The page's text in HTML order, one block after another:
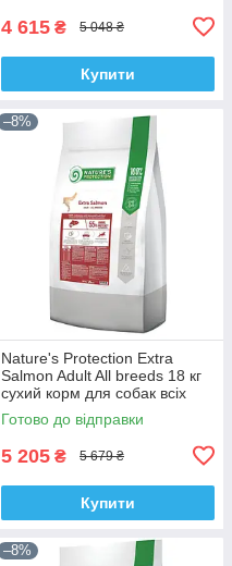
4 615 ₴ 5 048 ₴
Купити
–8%
Nature's Protection Extra
Salmon Adult All breeds 18 кг
сухий корм для собак всіх
порід з лососем
Готово до відправки
5 205 ₴ 5 679 ₴
Купити
–8%